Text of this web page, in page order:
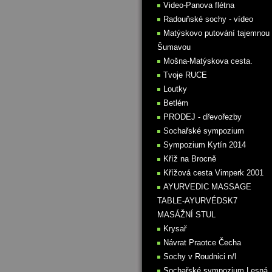
Video-Panova flétna
Radouňské sochy - vídeo
Matýskovo putování tajemnou
Šumavou
Mošna-Matýskova cesta.
Tvoje RUCE
Loutky
Betlém
PRODEJ - dřevořezby
Sochařské sympozium
Sympozium Kytín 2014
Kříž na Brocně
Křížová cesta Vimperk 2001
AYURVEDIC MASSAGE
TABLE-AYURVÉDSK7
MASÁŽNÍ STUL
Krysař
Návrat Praotce Čecha
Sochy v Roudnici n/l